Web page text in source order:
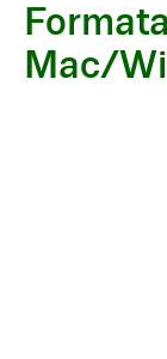
Mac/